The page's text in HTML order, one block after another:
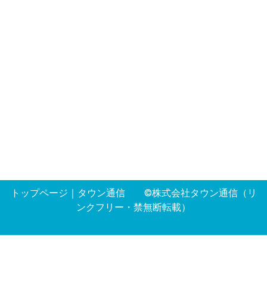
トップページ ｜ タウン通信©株式会社タウン通信（リ
ンクフリー・禁無断転載）